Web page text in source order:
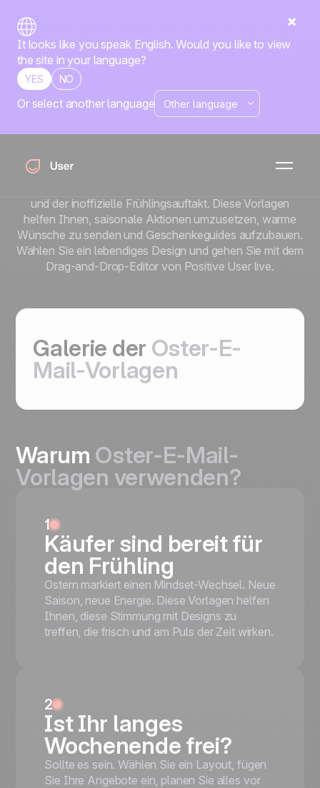
It looks like you speak English. Would you like to view
the site in your language?
YES NO
Or select another language
Oster-E-Mail-
Ostern liegt an einer idealen Stelle im Kalender. Es ist der
und der inoffizielle Frühlingsauftakt. Diese Vorlagen
helfen Ihnen, saisonale Aktionen umzusetzen, warme
Wünsche zu senden und Geschenkeguides aufzubauen.
Wählen Sie ein lebendiges Design und gehen Sie mit dem
Drag-and-Drop-Editor von Positive User live.
Galerie der Oster-E-
Mail-Vorlagen
Warum Oster-E-Mail-
Vorlagen verwenden?
1
Käufer sind bereit für
den Frühling
Ostern markiert einen Mindset-Wechsel. Neue
Saison, neue Energie. Diese Vorlagen helfen
Ihnen, diese Stimmung mit Designs zu
treffen, die frisch und am Puls der Zeit wirken.
2
Ist Ihr langes
Wochenende frei?
Sollte es sein. Wählen Sie ein Layout, fügen
Sie Ihre Angebote ein, planen Sie alles vor